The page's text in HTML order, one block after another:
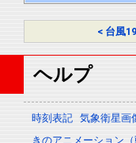
< 台風
ヘルプ
時刻表記 気象衛星画
きのアニメーション（